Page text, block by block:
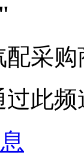
采
此